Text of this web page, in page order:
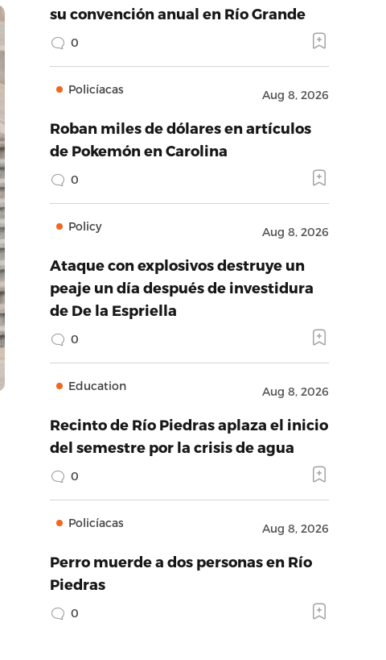
su convención anual en Río Grande
0
Policíacas Aug 8, 2026
Roban miles de dólares en artículos
de Pokemón en Carolina
0
Policy Aug 8, 2026
Ataque con explosivos destruye un
peaje un día después de investidura
de De la Espriella
0
Education Aug 8, 2026
Recinto de Río Piedras aplaza el inicio
del semestre por la crisis de agua
0
Policíacas Aug 8, 2026
Perro muerde a dos personas en Río
Piedras
0